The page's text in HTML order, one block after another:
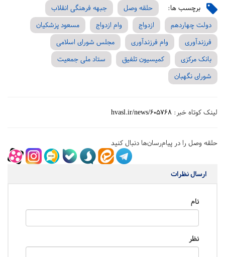
برچسب ها: حلقه وصل
جبهه فرهنگی انقلاب
دولت چهاردهم
ازدواج وام ازدواج
مسعود پزشکیان
فرزندآوری
وام فرزندآوری
مجلس شورای اسلامی
بانک مرکزی
کمیسیون تلفیق
ستاد ملی جمعیت
شورای نگهبان
لینک کوتاه خبر: hvasl.ir/news/605768
حلقه وصل را در پیام‌رسان‌ها دنبال کنید
ارسال نظرات
نام
نظر